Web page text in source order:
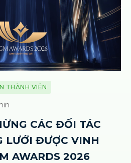
THÀNH VIÊN
CÁC ĐỐI TÁC
LƯỚI ĐƯỢC VINH
AWARDS 2026